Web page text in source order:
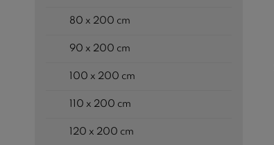
80 x 200 cm
90 x 200 cm
100 x 200 cm
110 x 200 cm
120 x 200 cm